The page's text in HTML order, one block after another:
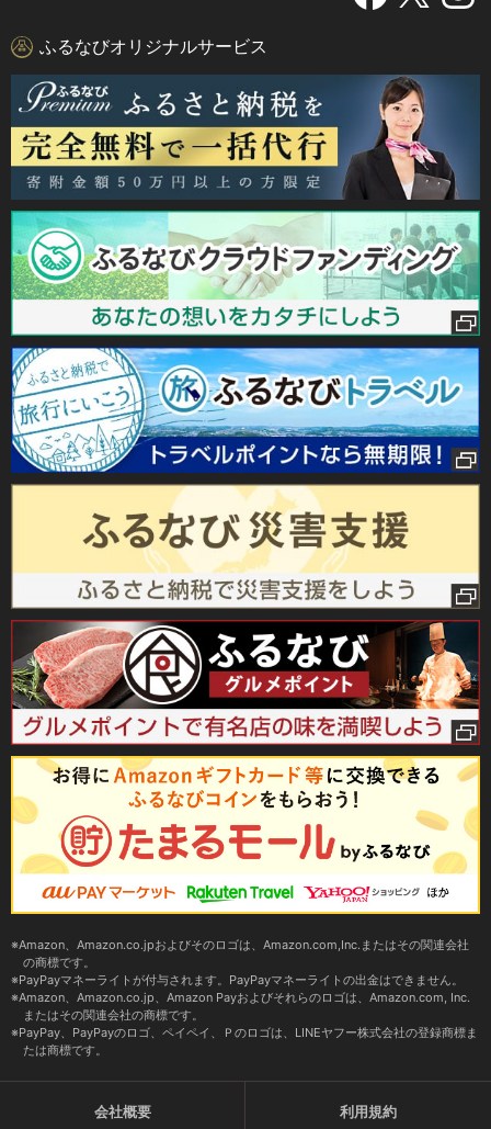
ふるなびオリジナルサービス
Amazon、Amazon.co.jpおよびそのロゴは、Amazon.com,Inc.またはその関連会社
の商標です。
PayPayマネーライトが付与されます。PayPayマネーライトの出金はできません。
Amazon、Amazon.co.jp、Amazon Payおよびそれらのロゴは、Amazon.com, Inc.
またはその関連会社の商標です。
PayPay、PayPayのロゴ、ペイペイ、Ｐのロゴは、LINEヤフー株式会社の登録商標ま
たは商標です。
会社概要 利用規約